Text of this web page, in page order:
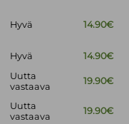
Hyvä 14.90€
Hyvä
14.90€
Uutta
vastaava
19.90€
Uutta
vastaava
19.90€